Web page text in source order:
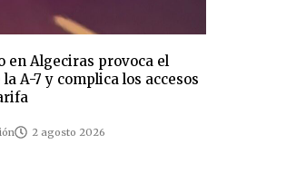
en Algeciras provoca el
A-7 y complica los accesos
2 agosto 2026